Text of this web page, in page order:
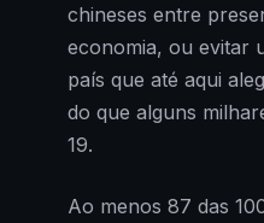
chineses entre
economia, ou evitar
país que até aqui
do que alguns
19.
Ao menos 87 das